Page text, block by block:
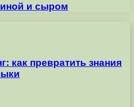
и сыром
как превратить знания